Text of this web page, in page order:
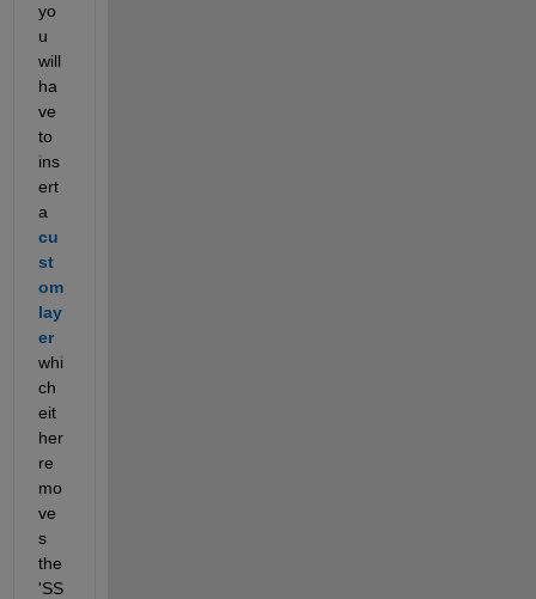
yo
u
will
ha
ve
to
ins
ert
a
cu
st
om
lay
er
whi
ch
eit
her
re
mo
ve
s
the
'SS